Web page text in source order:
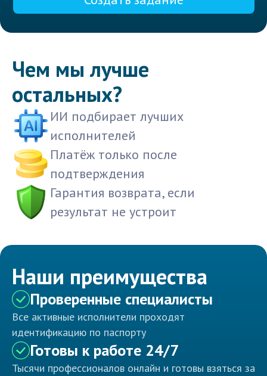
Чем мы лучше
остальных?
ИИ подбирает лучших
исполнителей
Платёж только после
подтверждения
Гарантия возврата, если
результат не устроит
Наши преимущества
Проверенные специалисты
Все активные исполнители проходят
идентификацию по паспорту
Готовы к работе 24/7
Тысячи профессионалов онлайн и готовы взяться за